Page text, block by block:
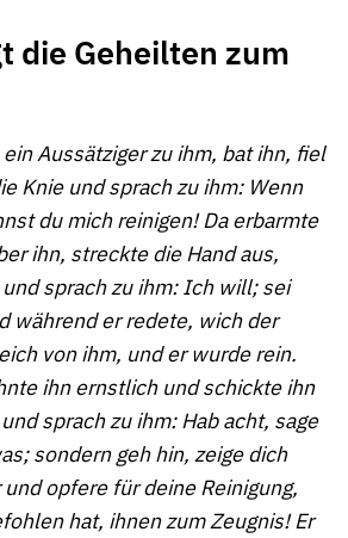
die Geheilten zum
ein Aussätziger zu ihm, bat ihn, fiel
Knie und sprach zu ihm: Wenn
du mich reinigen! Da erbarmte
ihn, streckte die Hand aus,
sprach zu ihm: Ich will; sei
während er redete, wich der
von ihm, und er wurde rein.
ihn ernstlich und schickte ihn
sprach zu ihm: Hab acht, sage
sondern geh hin, zeige dich
opfere für deine Reinigung,
hat, ihnen zum Zeugnis! Er